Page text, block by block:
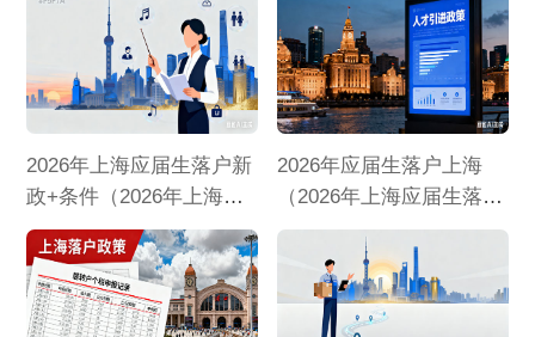
2026年上海应届生落户新
政+条件（2026年上海应
届生落户政策）
2026年应届生落户上海
（2026年上海应届生落
户）